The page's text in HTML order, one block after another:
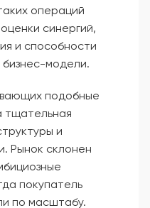
операций
синергий,
и способности
бизнес-модели.
подобные
тщательная
и
Рынок склонен
покупатель
по масштабу.